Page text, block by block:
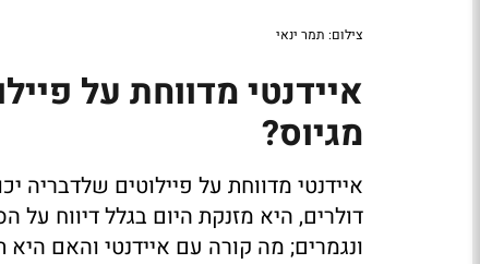
צילום: תמר ינאי
איידנטי מדווחת על
מגיוס?
איידנטי מדווחת על פיילוטים שלדבריה
דולרים, היא מזנקת היום בגלל דיווח על
ונגמרים; מה קורה עם איידנטי והאם היא